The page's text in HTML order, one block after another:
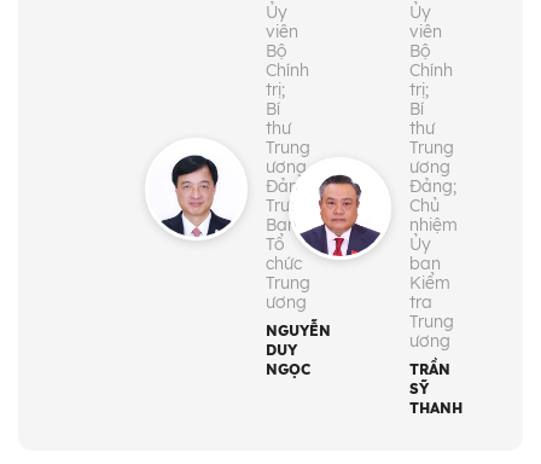
Ủy
viên
Bộ
Chính
trị;
Bí
thư
Trung
ương
Đảng;
Trưởng
Ban
Tổ
chức
Trung
ương
NGUYỄN
DUY
NGỌC
Ủy
viên
Bộ
Chính
trị;
Bí
thư
Trung
ương
Đảng;
Chủ
nhiệm
Ủy
ban
Kiểm
tra
Trung
ương
TRẦN
SỸ
THANH